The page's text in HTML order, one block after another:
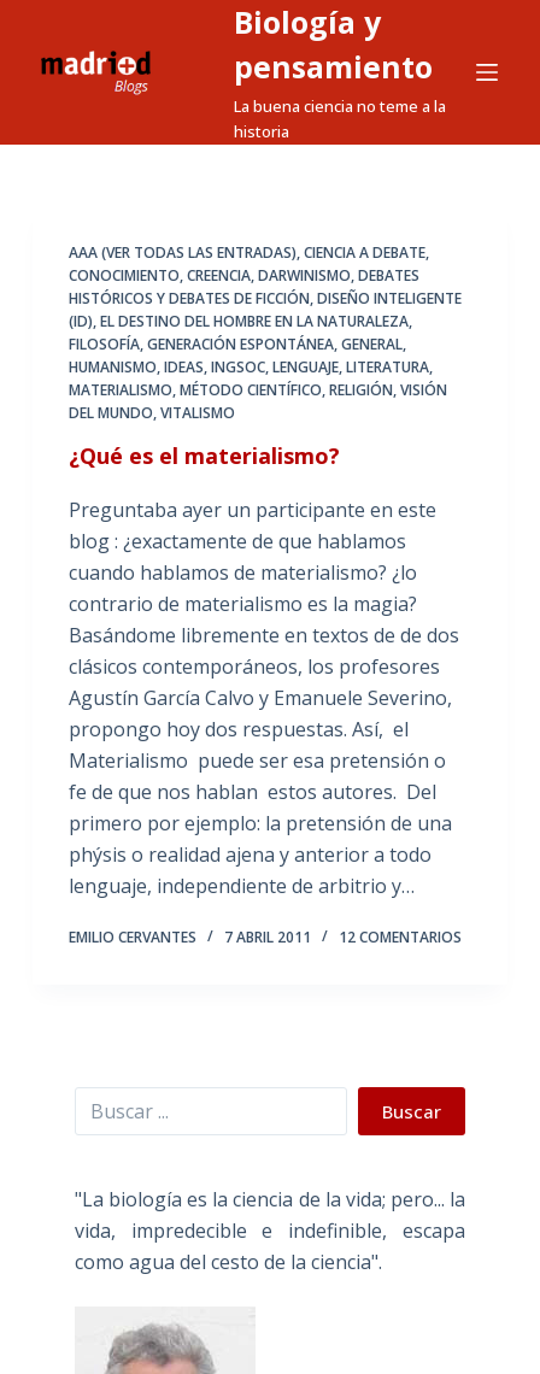
a
Biología y
pensamiento
La buena ciencia no teme a la
historia
AAA (VER TODAS LAS ENTRADAS),CIENCIA A DEBATE,
CONOCIMIENTO,CREENCIA,DARWINISMO,DEBATES
HISTÓRICOS Y DEBATES DE FICCIÓN,DISEÑO INTELIGENTE
(ID),EL DESTINO DEL HOMBRE EN LA NATURALEZA,
FILOSOFÍA,GENERACIÓN ESPONTÁNEA,GENERAL,
HUMANISMO,IDEAS,INGSOC,LENGUAJE,LITERATURA,
MATERIALISMO,MÉTODO CIENTÍFICO,RELIGIÓN,VISIÓN
DEL MUNDO,VITALISMO
¿Qué es el materialismo?
Preguntaba ayer un participante en este
blog : ¿exactamente de que hablamos
cuando hablamos de materialismo? ¿lo
contrario de materialismo es la magia?
Basándome libremente en textos de de dos
clásicos contemporáneos, los profesores
Agustín García Calvo y Emanuele Severino,
propongo hoy dos respuestas. Así, el
Materialismo puede ser esa pretensión o
fe de que nos hablan estos autores. Del
primero por ejemplo: la pretensión de una
phýsis o realidad ajena y anterior a todo
lenguaje, independiente de arbitrio y…
EMILIO CERVANTES 7 ABRIL 2011 12 COMENTARIOS
Buscar Buscar
"La biología es la ciencia de la vida; pero... la
vida, impredecible e indefinible, escapa
como agua del cesto de la ciencia".